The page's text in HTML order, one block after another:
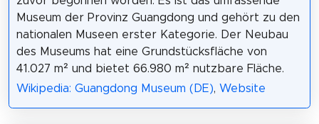
Museum der Provinz Guangdong und gehört zu den
nationalen Museen erster Kategorie. Der Neubau
des Museums hat eine Grundstücksfläche von
41.027 m² und bietet 66.980 m² nutzbare Fläche.
Wikipedia: Guangdong Museum (DE), Website